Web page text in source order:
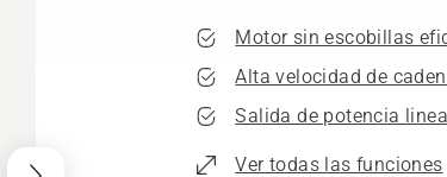
Motor sin escobillas
Alta velocidad de
Salida de potencia
Ver todas las funciones